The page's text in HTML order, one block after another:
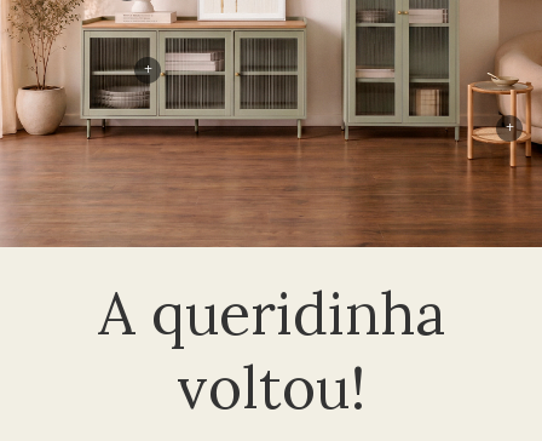
A queridinha
voltou!
+
+